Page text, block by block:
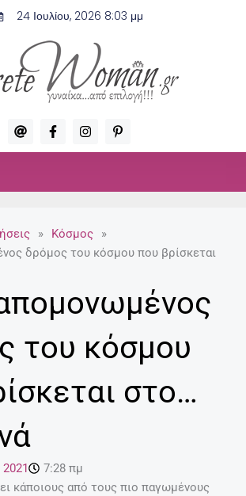
24 Ιουλίου, 2026 8:03 μμ
A
t
F
a
c
-
f
I
n
s
P
i
n
p
» Κόσμος
»
δρόμος του κόσμου που βρίσκεται
του κόσμου
στο…
2021
7:28 πμ
κάποιους από τους πιο παγωμένους